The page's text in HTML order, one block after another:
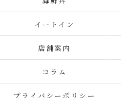
イートイン
店舗案内
コラム
プライバシーポリシー